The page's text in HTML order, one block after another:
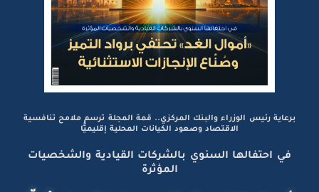
برعاية رئيس الوزراء والبنك المركزي.. قمة المجلة ترسم ملامح تنافسية
الاقتصاد وصعود الكيانات المحلية إقليميًّا
في احتفالها السنوي بالشركات القيادية والشخصيات
المؤثرة